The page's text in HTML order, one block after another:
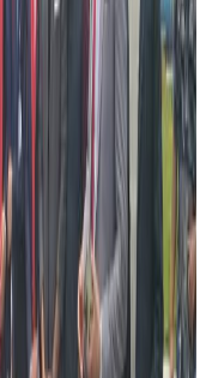
हुनेछ । संस्थालाई सुरुवाति
संस्थाप्रतिको माया
उनीहरुले कार्यसमितिको
गरेका छन् । जसका कारण
नसक्ने अवस्थाको सृजना
टिम सधै अग्रसर रहने नव
सम्मान गर्दै संस्थालँई
सिड्नीको खातामा रहेको
गर्ने भन्ने पनि चुनौती नया